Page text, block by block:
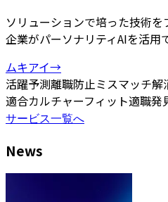
ソリューションで培った技術
企業がパーソナリティAIを活用
ムキアイ→
活躍予測離職防止ミスマッチ解
適合カルチャーフィット適職発
サービス一覧へ
News